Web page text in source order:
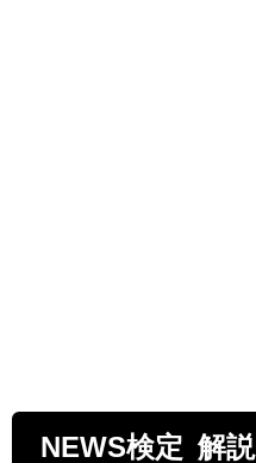
NEWS検定 解説